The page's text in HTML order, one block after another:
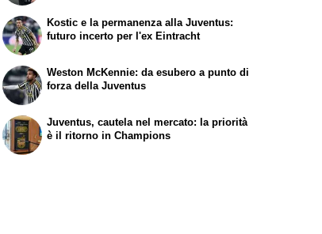
Kostic e la permanenza alla Juventus:
futuro incerto per l'ex Eintracht
Weston McKennie: da esubero a punto di
forza della Juventus
Juventus, cautela nel mercato: la priorità
è il ritorno in Champions